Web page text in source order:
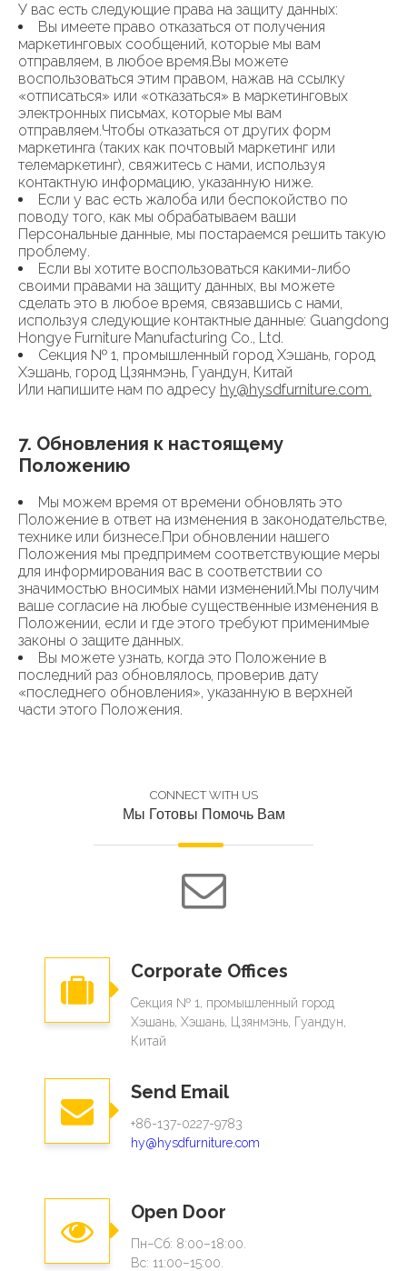
У вас есть следующие права на защиту данных:
Вы имеете право отказаться от получения
маркетинговых сообщений, которые мы вам
отправляем, в любое время.Вы можете
воспользоваться этим правом, нажав на ссылку
«отписаться» или «отказаться» в маркетинговых
электронных письмах, которые мы вам
отправляем.Чтобы отказаться от других форм
маркетинга (таких как почтовый маркетинг или
телемаркетинг), свяжитесь с нами, используя
контактную информацию, указанную ниже.
Если у вас есть жалоба или беспокойство по
поводу того, как мы обрабатываем ваши
Персональные данные, мы постараемся решить такую
​​проблему.
Если вы хотите воспользоваться какими-либо
своими правами на защиту данных, вы можете
сделать это в любое время, связавшись с нами,
используя следующие контактные данные: Guangdong
Hongye Furniture Manufacturing Co., Ltd.
Секция № 1, промышленный город Хэшань, город
Хэшань, город Цзянмэнь, Гуандун, Китай
Или напишите нам по адресу hy@hysdfurniture.com.
7. Обновления к настоящему
Положению​​​​​​
Мы можем время от времени обновлять это
Положение в ответ на изменения в законодательстве,
технике или бизнесе.При обновлении нашего
Положения мы предпримем соответствующие меры
для информирования вас в соответствии со
значимостью вносимых нами изменений.Мы получим
ваше согласие на любые существенные изменения в
Положении, если и где этого требуют применимые
законы о защите данных.
Вы можете узнать, когда это Положение в
последний раз обновлялось, проверив дату
«последнего обновления», указанную в верхней
части этого Положения.
CONNECT WITH US
Мы Готовы Помочь Вам
Corporate Offices
Секция № 1, промышленный город
Хэшань, Хэшань, Цзянмэнь, Гуандун,
Китай
Send Email
+86-137-0227-9783
hy@hysdfurniture.com
Open Door
Пн–Сб: 8:00–18:00.
Вс: 11:00–15:00.